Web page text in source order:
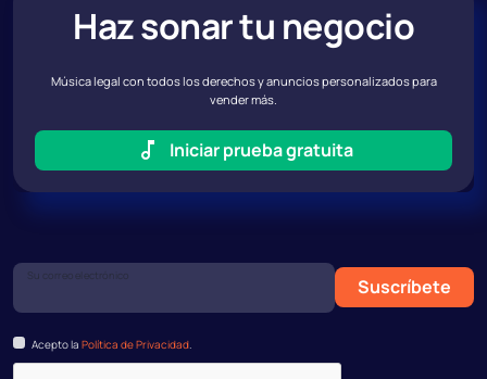
Haz sonar tu negocio
Música legal con todos los derechos y anuncios personalizados para
vender más.
Iniciar prueba gratuita
Su correo electrónico
Suscríbete
Acepto la Política de Privacidad.